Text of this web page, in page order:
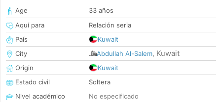
Age
33 años
Aquí para
Relación seria
País
Kuwait
City
Abdullah Al-Salem, Kuwait
Origin
Kuwait
Estado civil
Soltera
Nivel académico
No especificado